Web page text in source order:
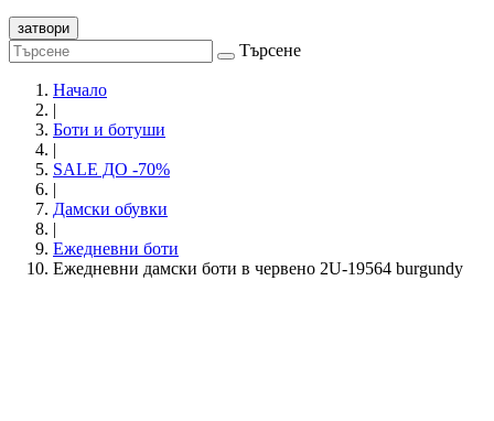
затвори
Търсене
Начало
|
Боти и ботуши
|
SALE ДО -70%
|
Дамски обувки
|
Eжедневни боти
Ежедневни дамски боти в червено 2U-19564 burgundy